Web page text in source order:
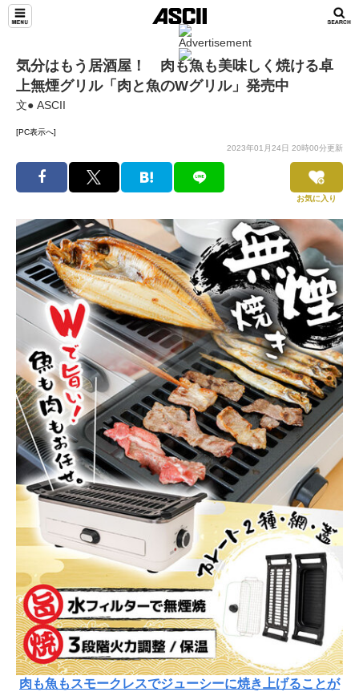
気分はもう居酒屋！ 肉も魚も美味しく焼ける卓
上無煙グリル「肉と魚のWグリル」発売中
文● ASCII
[PC表示へ]
2023年01月24日 20時00分更新
お気に入り
肉も魚もスモークレスでジューシーに焼き上げることが